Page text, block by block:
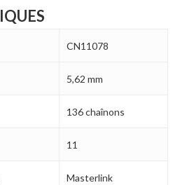
est vide.
EN LIGNE
CN11078
5,62 mm
136 chaînons
11
Masterlink